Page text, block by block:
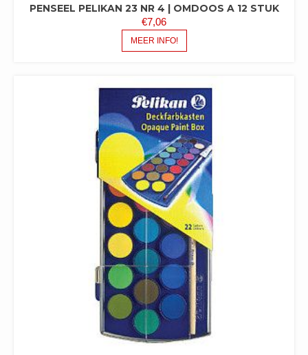
PENSEEL PELIKAN 23 NR 4 | OMDOOS A 12 STUK
€7,06
MEER INFO!